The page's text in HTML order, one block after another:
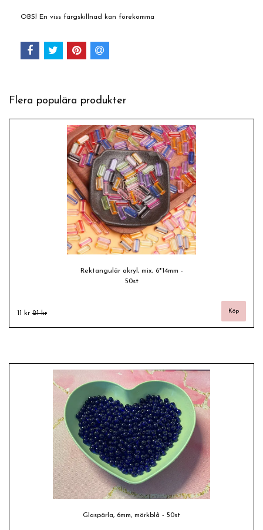
OBS! En viss färgskillnad kan förekomma
Flera populära produkter
Rektangulär akryl, mix, 6*14mm -
50st
11 kr 21 kr
Glaspärla, 6mm, mörkblå - 50st